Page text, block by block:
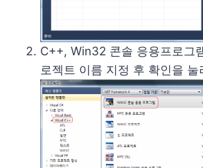
C++, Win32 콘솔 응용프로그
로젝트 이름 지정 후 확인을 눌